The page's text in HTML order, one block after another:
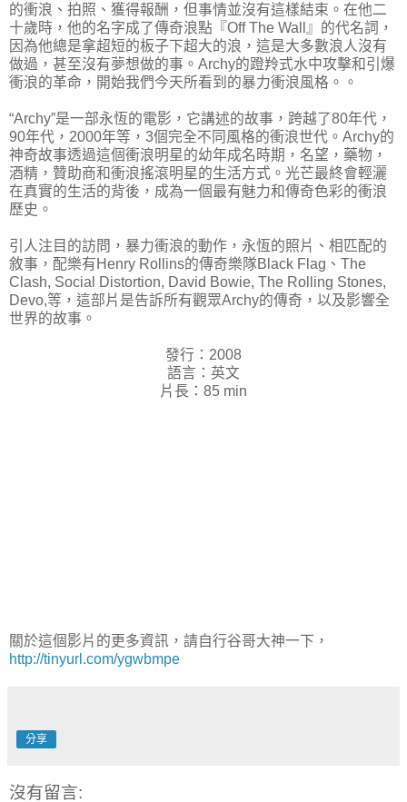
的衝浪、拍照、獲得報酬，但事情並沒有這樣結束。在他二
十歲時，他的名字成了傳奇浪點『Off The Wall』的代名詞，
因為他總是拿超短的板子下超大的浪，這是大多數浪人沒有
做過，甚至沒有夢想做的事。Archy的蹬羚式水中攻擊和引爆
衝浪的革命，開始我們今天所看到的暴力衝浪風格。。
“Archy”是一部永恆的電影，它講述的故事，跨越了80年代，
90年代，2000年等，3個完全不同風格的衝浪世代。Archy的
神奇故事透過這個衝浪明星的幼年成名時期，名望，藥物，
酒精，贊助商和衝浪搖滾明星的生活方式。光芒最終會輕灑
在真實的生活的背後，成為一個最有魅力和傳奇色彩的衝浪
歷史。
引人注目的訪問，暴力衝浪的動作，永恆的照片、相匹配的
敘事，配樂有Henry Rollins的傳奇樂隊Black Flag、The
Clash, Social Distortion, David Bowie, The Rolling Stones,
Devo,等，這部片是告訴所有觀眾Archy的傳奇，以及影響全
世界的故事。
發行：2008
語言：英文
片長：85 min
關於這個影片的更多資訊，請自行谷哥大神一下，
http://tinyurl.com/ygwbmpe
分享
沒有留言: